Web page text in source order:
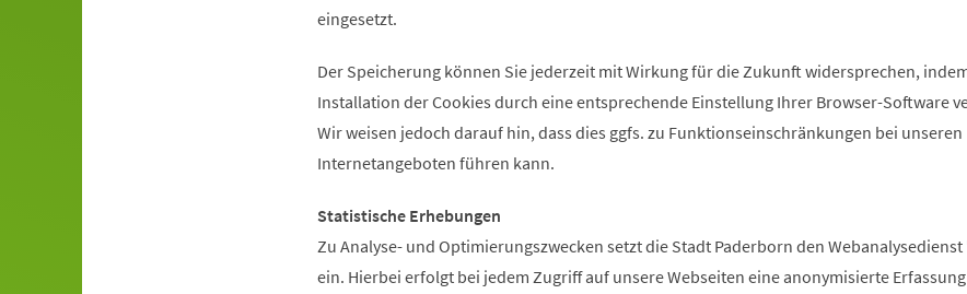
eingesetzt.
Der Speicherung können Sie jederzeit mit Wirkung für die Zukunft widersprechen,
Installation der Cookies durch eine entsprechende Einstellung Ihrer Browser-Software
Wir weisen jedoch darauf hin, dass dies ggfs. zu Funktionseinschränkungen bei unseren
Internetangeboten führen kann.
Statistische Erhebungen
Zu Analyse- und Optimierungszwecken setzt die Stadt Paderborn den
ein. Hierbei erfolgt bei jedem Zugriff auf unsere Webseiten eine anonymisierte